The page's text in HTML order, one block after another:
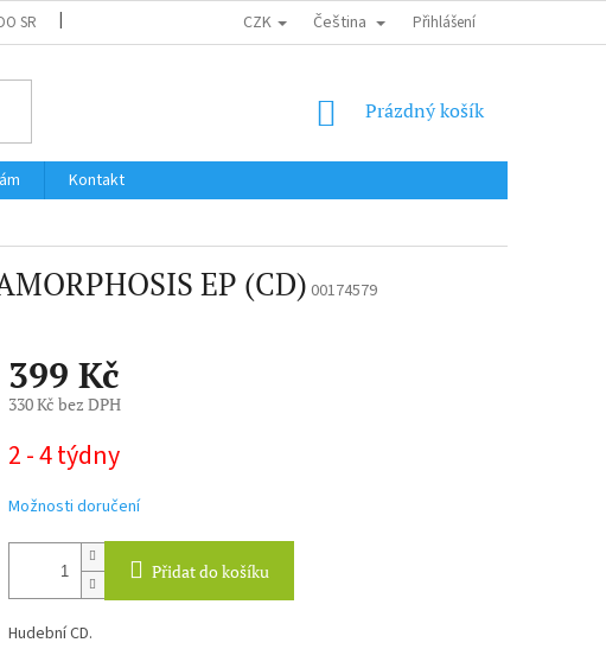
SR DOPRAVA DO EU / INTERNATIONAL SHIPPING OBCHODNÍ PODMÍNKY
CZK Čeština Přihlášení
NÁKUPNÍ
Prázdný košík
Kontakt
EP (CD) 00174579
399 Kč
330 Kč bez DPH
cena:
2 - 4 týdny
Možnosti doručení
Přidat do košíku
Hudební CD.